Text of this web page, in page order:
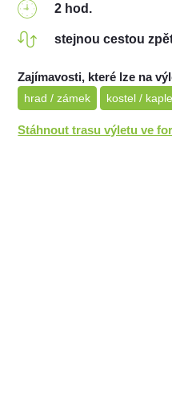
2 hod.
stejnou cestou
Zajímavosti, které lze na
hrad / zámek kostel / kaple
Stáhnout trasu výletu ve